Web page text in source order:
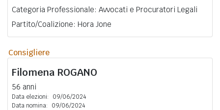
Categoria Professionale: Avvocati e Procuratori Legali
Partito/Coalizione: Hora Jone
Consigliere
Filomena ROGANO
56 anni
Data elezioni:
09/06/2024
Data nomina:
09/06/2024